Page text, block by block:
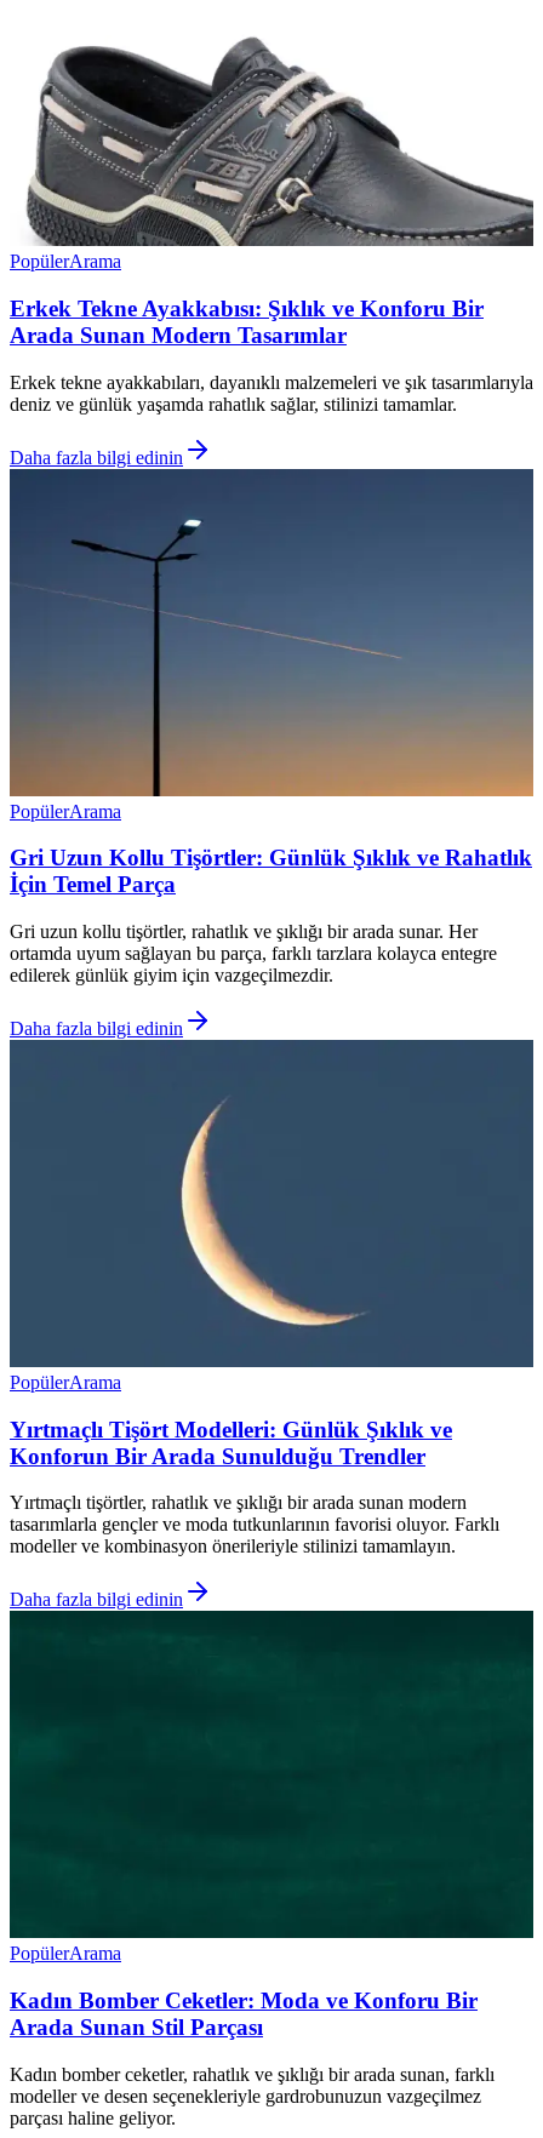
PopülerArama
Erkek Tekne Ayakkabısı: Şıklık ve Konforu Bir
Arada Sunan Modern Tasarımlar
Erkek tekne ayakkabıları, dayanıklı malzemeleri ve şık tasarımlarıyla
deniz ve günlük yaşamda rahatlık sağlar, stilinizi tamamlar.
Daha fazla bilgi edinin
PopülerArama
Gri Uzun Kollu Tişörtler: Günlük Şıklık ve Rahatlık
İçin Temel Parça
Gri uzun kollu tişörtler, rahatlık ve şıklığı bir arada sunar. Her
ortamda uyum sağlayan bu parça, farklı tarzlara kolayca entegre
edilerek günlük giyim için vazgeçilmezdir.
Daha fazla bilgi edinin
PopülerArama
Yırtmaçlı Tişört Modelleri: Günlük Şıklık ve
Konforun Bir Arada Sunulduğu Trendler
Yırtmaçlı tişörtler, rahatlık ve şıklığı bir arada sunan modern
tasarımlarla gençler ve moda tutkunlarının favorisi oluyor. Farklı
modeller ve kombinasyon önerileriyle stilinizi tamamlayın.
Daha fazla bilgi edinin
PopülerArama
Kadın Bomber Ceketler: Moda ve Konforu Bir
Arada Sunan Stil Parçası
Kadın bomber ceketler, rahatlık ve şıklığı bir arada sunan, farklı
modeller ve desen seçenekleriyle gardrobunuzun vazgeçilmez
parçası haline geliyor.